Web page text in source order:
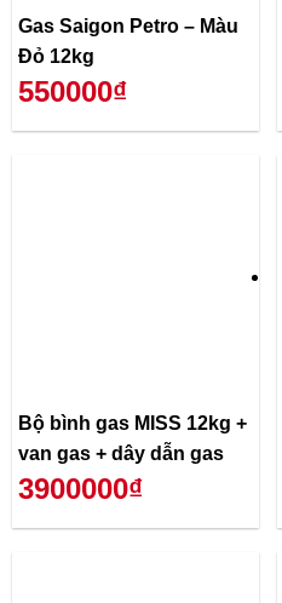
Gas Saigon Petro – Màu
Đỏ 12kg
550000₫
Bộ bình gas MISS 12kg +
van gas + dây dẫn gas
3900000₫